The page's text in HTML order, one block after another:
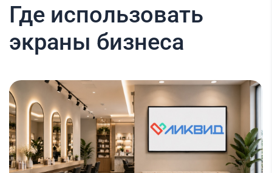
Где использовать
экраны бизнеса